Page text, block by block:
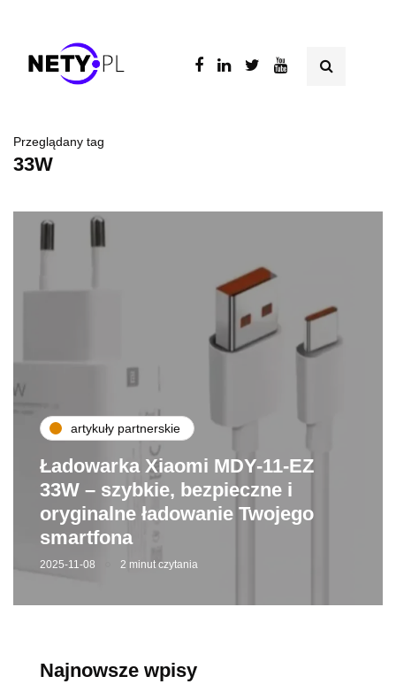
Przeglądany tag
33W
artykuły partnerskie
Ładowarka Xiaomi MDY-11-EZ
33W – szybkie, bezpieczne i
oryginalne ładowanie Twojego
smartfona
2025-11-08 2 minut czytania
Najnowsze wpisy